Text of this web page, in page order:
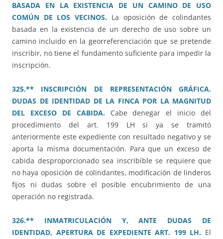
BASADA EN LA EXISTENCIA DE UN CAMINO DE USO
COMÚN DE LOS VECINOS. La oposición de colindantes
basada en la existencia de un derecho de uso sobre un
camino incluido en la georreferenciación que se pretende
inscribir, no tiene el fundamento suficiente para impedir la
inscripción.
325.** INSCRIPCIÓN DE REPRESENTACIÓN GRÁFICA.
DUDAS DE IDENTIDAD DE LA FINCA POR LA MAGNITUD
DEL EXCESO DE CABIDA.Cabe denegar el inicio del
procedimiento del art. 199 LH si ya se tramitó
anteriormente este expediente con resultado negativo y se
aporta la misma documentación. Para que un exceso de
cabida desproporcionado sea inscribible se requiere que
no haya oposición de colindantes, modificación de linderos
fijos ni dudas sobre el posible encubrimiento de una
operación no registrada.
326.** INMATRICULACIÓN Y, ANTE DUDAS DE
IDENTIDAD, APERTURA DE EXPEDIENTE ART. 199 LH. El